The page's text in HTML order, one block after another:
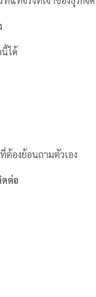
ได้
ต้องย้อนถามตัวเอง
ต่อ